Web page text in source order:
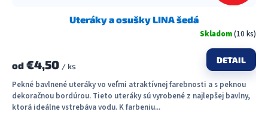
Uteráky a osušky LINA šedá
Skladom(10 ks)
od €4,50 / ks
DETAIL
Pekné bavlnené uteráky vo veľmi atraktívnej farebnosti a s peknou
dekoračnou bordúrou. Tieto uteráky sú vyrobené z najlepšej bavlny,
ktorá ideálne vstrebáva vodu. K farbeniu...